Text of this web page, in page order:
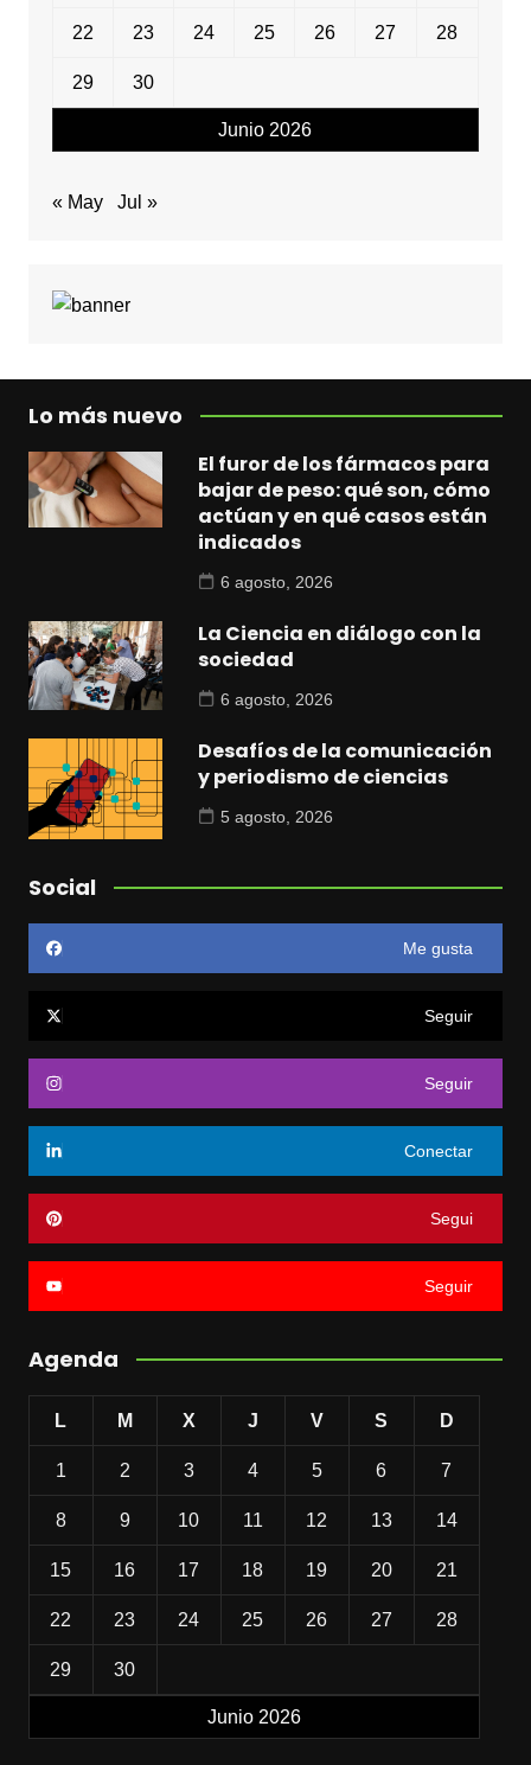
Junio 2026
22 23 24 25 26 27 28
29 30
« May Jul »
Lo más nuevo
El furor de los fármacos para
bajar de peso: qué son, cómo
actúan y en qué casos están
indicados
6 agosto, 2026
La Ciencia en diálogo con la
sociedad
6 agosto, 2026
Desafíos de la comunicación
y periodismo de ciencias
5 agosto, 2026
Social
Me gusta
Seguir
Seguir
Conectar
Segui
Seguir
Agenda
Junio 2026
L M X J V S D
1 2 3 4 5 6 7
8 9 10 11 12 13 14
15 16 17 18 19 20 21
22 23 24 25 26 27 28
29 30